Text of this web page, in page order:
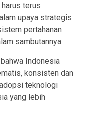
terus
upaya strategis
pertahanan
sambutannya.
Indonesia
konsisten dan
teknologi
yang lebih